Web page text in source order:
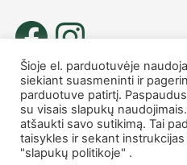
Tel. nr.: +37067677885
info@charmshop.lt
MB Charmshop
Įmonės kodas 306007816
Šioje el. parduotuvėje
siekiant suasmeninti ir
parduotuve patirtį.
su visais slapukų
atšaukti savo sutikimą. Tai
taisykles ir sekant
"slapukų politikoje" .